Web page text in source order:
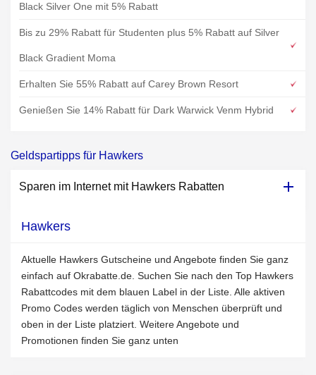
Black Silver One mit 5% Rabatt
Bis zu 29% Rabatt für Studenten plus 5% Rabatt auf Silver
Black Gradient Moma
Erhalten Sie 55% Rabatt auf Carey Brown Resort
Genießen Sie 14% Rabatt für Dark Warwick Venm Hybrid
Geldspartipps für Hawkers
Sparen im Internet mit Hawkers Rabatten
Hawkers
Aktuelle Hawkers Gutscheine und Angebote finden Sie ganz
einfach auf Okrabatte.de. Suchen Sie nach den Top Hawkers
Rabattcodes mit dem blauen Label in der Liste. Alle aktiven
Promo Codes werden täglich von Menschen überprüft und
oben in der Liste platziert. Weitere Angebote und
Promotionen finden Sie ganz unten